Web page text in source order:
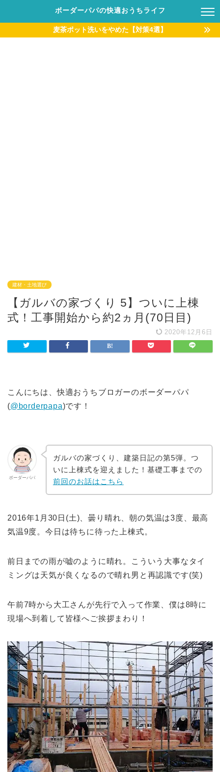
ボーダーパパの快適おうちライフ
麦茶ポット洗いをやめた【対策4選】
建材・土地選び
【ガルバの家づくり 5】ついに上棟
式！工事開始から約2ヵ月(70日目)
2020年12月6日
こんにちは、快適おうちブロガーのボーダーパパ
(@borderpapa)です！
ボーダーパパ
ガルバの家づくり、建築日記の第5弾。つ
いに上棟式を迎えました！基礎工事までの
前回のお話はこちら
2016年1月30日(土)、曇り晴れ、朝の気温は3度、最高
気温9度。今日は待ちに待った上棟式。
前日までの雨が嘘のように晴れ。こういう大事なタイ
ミングは天気が良くなるので晴れ男と再認識です(笑)
午前7時から大工さんが先行で入って作業、僕は8時に
現場へ到着して皆様へご挨拶まわり！